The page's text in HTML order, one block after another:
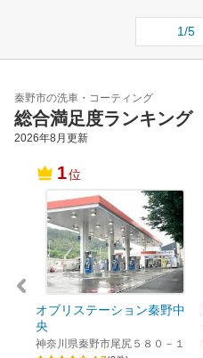
1/5
秦野市の洗車・コーティング
総合満足度ランキング
2026年8月更新
1位
オブリステーション秦野中
央
神奈川県秦野市尾尻５８０－１